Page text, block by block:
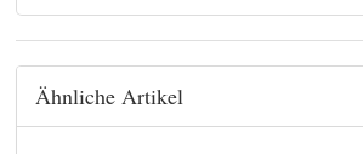
Ähnliche Artikel